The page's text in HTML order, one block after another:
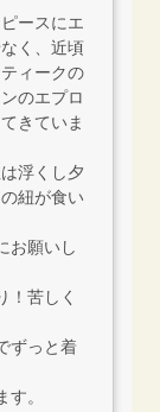
ースにエ
く、近頃
ィークの
のエプロ
きていま
浮くし夕
紐が食い
お願いし
！苦しく
ずっと着
。